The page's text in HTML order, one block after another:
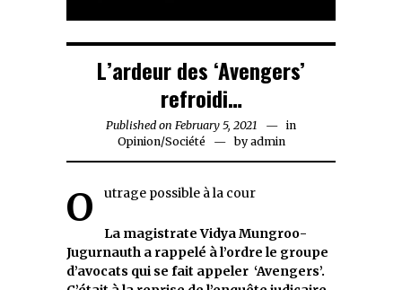
L’ardeur des ‘Avengers’
refroidi…
Published on February 5, 2021 February
5,
in
Opinion/Société byadmin
Outrage possible à la cour
La magistrateVidya Mungroo-
Jugurnauth a rappelé à l’ordre le groupe
d’avocats qui se fait appeler ‘Avengers’.